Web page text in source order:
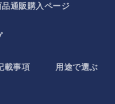
通販購入ページ
載事項 用途で選ぶ